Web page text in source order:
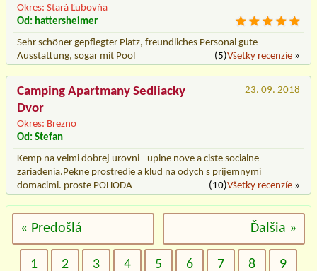
Okres: Stará Ľubovňa
Od: hattersheimer
Sehr schöner gepflegter Platz, freundliches Personal gute
Ausstattung, sogar mit Pool
(5)Všetky recenzíe »
Camping Apartmany Sedliacky
Dvor
Okres: Brezno
23. 09. 2018
Od: Stefan
Kemp na velmi dobrej urovni - uplne nove a ciste socialne
zariadenia.Pekne prostredie a klud na odych s prijemnymi
domacimi. proste POHODA
(10)Všetky recenzíe »
« Predošlá Ďalšia »
1 2 3 4 5 6 7 8 9